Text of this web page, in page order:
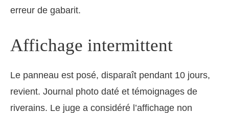
erreur de gabarit.
Affichage intermittent
Le panneau est posé, disparaît pendant 10 jours,
revient. Journal photo daté et témoignages de
riverains. Le juge a considéré l’affichage non